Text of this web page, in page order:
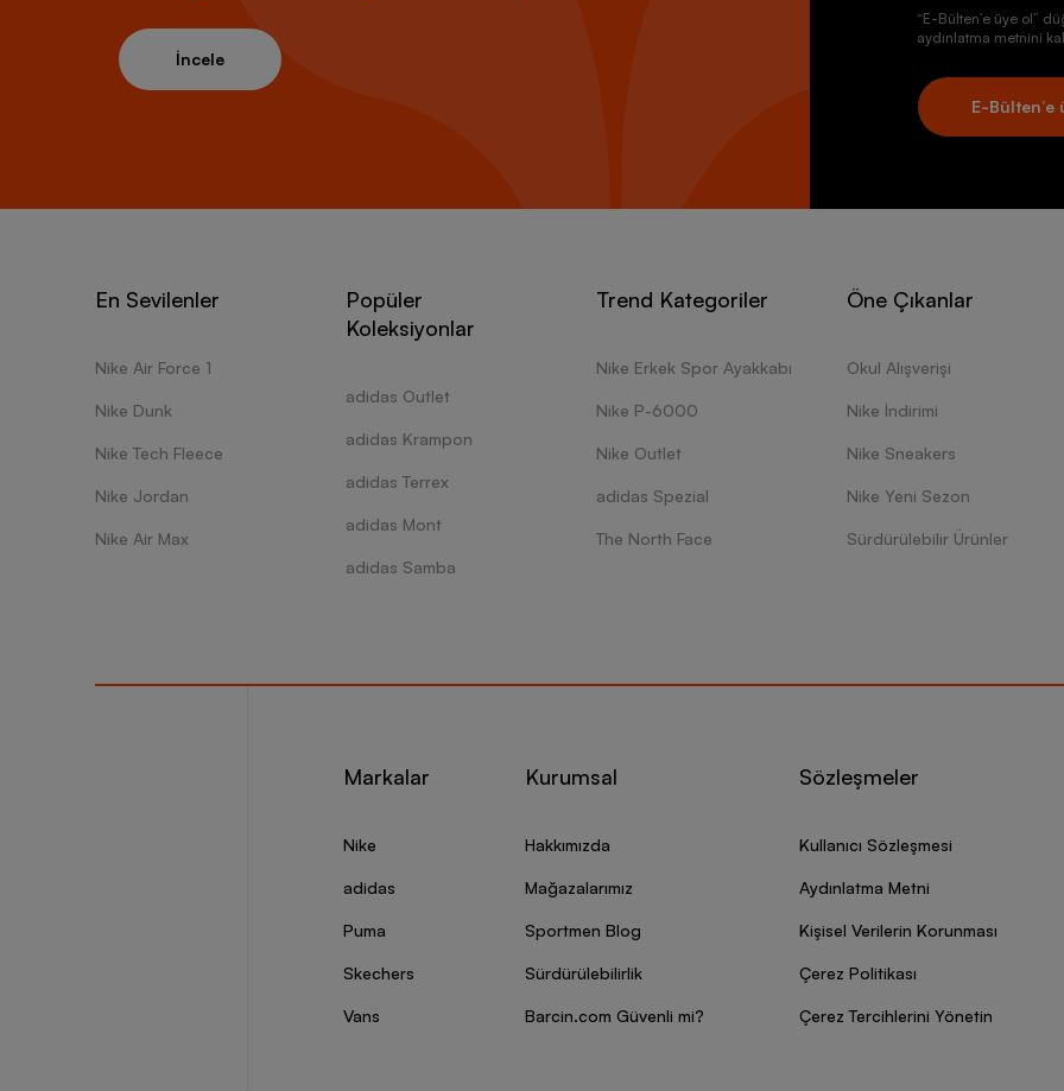
İncele
“E-Bülten’e üye ol”
aydınlatma metnini
E-Bülten’e
En Sevilenler
Nike Air Force 1
Nike Dunk
Nike Tech Fleece
Nike Jordan
Nike Air Max
Popüler
Koleksiyonlar
adidas Outlet
adidas Krampon
adidas Terrex
adidas Mont
adidas Samba
Trend Kategoriler
Nike Erkek Spor Ayakkabı
Nike P-6000
Nike Outlet
adidas Spezial
The North Face
Öne Çıkanlar
Okul Alışverişi
Nike İndirimi
Nike Sneakers
Nike Yeni Sezon
Sürdürülebilir Ürünler
Markalar
Nike
adidas
Puma
Skechers
Vans
Kurumsal
Hakkımızda
Mağazalarımız
Sportmen Blog
Sürdürülebilirlik
Barcin.com Güvenli mi?
Sözleşmeler
Kullanıcı Sözleşmesi
Aydınlatma Metni
Kişisel Verilerin Korunması
Çerez Politikası
Çerez Tercihlerini Yönetin